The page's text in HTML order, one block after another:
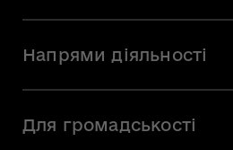
Команда
Вакансії
Напрями діяльності
Мистецька освіта
Для громадськості